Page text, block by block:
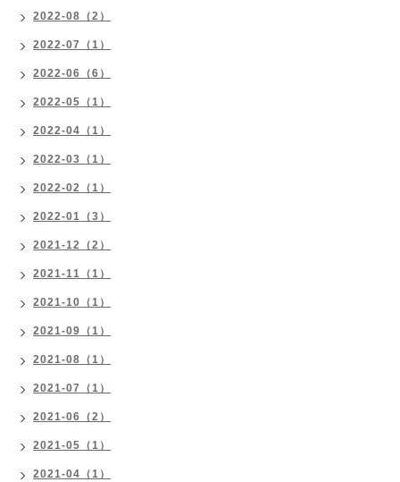
2022-08（2）
2022-07（1）
2022-06（6）
2022-05（1）
2022-04（1）
2022-03（1）
2022-02（1）
2022-01（3）
2021-12（2）
2021-11（1）
2021-10（1）
2021-09（1）
2021-08（1）
2021-07（1）
2021-06（2）
2021-05（1）
2021-04（1）